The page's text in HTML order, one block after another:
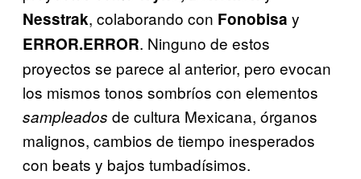
Nesstrak, colaborando con Fonobisa y
ERROR.ERROR. Ninguno de estos
proyectos se parece al anterior, pero evocan
los mismos tonos sombríos con elementos
sampleados de cultura Mexicana, órganos
malignos, cambios de tiempo inesperados
con beats y bajos tumbadísimos.